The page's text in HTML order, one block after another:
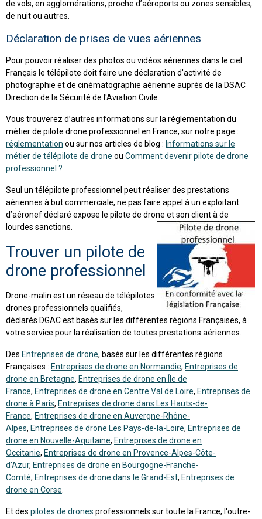
de vols, en agglomérations, proche d’aéroports ou zones sensibles,
de nuit ou autres.
Déclaration de prises de vues aériennes
Pour pouvoir réaliser des photos ou vidéos aériennes dans le ciel
Français le télépilote doit faire une déclaration d'activité de
photographie et de cinématographie aérienne auprès de la DSAC
Direction de la Sécurité de l'Aviation Civile.
Vous trouverez d’autres informations sur la réglementation du
métier de pilote drone professionnel en France, sur notre page :
réglementation ou sur nos articles de blog : Informations sur le
métier de télépilote de drone ou Comment devenir pilote de drone
professionnel ?
Seul un télépilote professionnel peut réaliser des prestations
aériennes à but commerciale, ne pas faire appel à un exploitant
d’aéronef déclaré expose le pilote de drone et son client à de
lourdes sanctions.
Trouver un pilote de
drone professionnel
Drone-malin est un réseau de télépilotes
drones professionnels qualifiés,
déclarés DGAC est basés sur les différentes régions Françaises, à
votre service pour la réalisation de toutes prestations aériennes.
Des Entreprises de drone, basés sur les différentes régions
Françaises : Entreprises de drone en Normandie, Entreprises de
drone en Bretagne, Entreprises de drone en Île de
France, Entreprises de drone en Centre Val de Loire, Entreprises de
drone à Paris, Entreprises de drone dans Les Hauts-de-
France, Entreprises de drone en Auvergne-Rhône-
Alpes, Entreprises de drone Les Pays-de-la-Loire, Entreprises de
drone en Nouvelle-Aquitaine, Entreprises de drone en
Occitanie, Entreprises de drone en Provence-Alpes-Côte-
d’Azur, Entreprises de drone en Bourgogne-Franche-
Comté, Entreprises de drone dans le Grand-Est, Entreprises de
drone en Corse
Et des pilotes de drones professionnels sur toute la France, l'outre-